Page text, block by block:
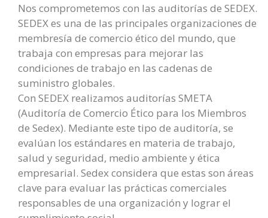
Nos comprometemos con las auditorías de SEDEX.
SEDEX es una de las principales organizaciones de
membresía de comercio ético del mundo, que
trabaja con empresas para mejorar las
condiciones de trabajo en las cadenas de
suministro globales.
Con SEDEX realizamos auditorías SMETA
(Auditoría de Comercio Ético para los Miembros
de Sedex). Mediante este tipo de auditoría, se
evalúan los estándares en materia de trabajo,
salud y seguridad, medio ambiente y ética
empresarial. Sedex considera que estas son áreas
clave para evaluar las prácticas comerciales
responsables de una organización y lograr el